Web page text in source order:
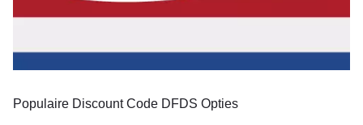
Populaire Discount Code DFDS Opties